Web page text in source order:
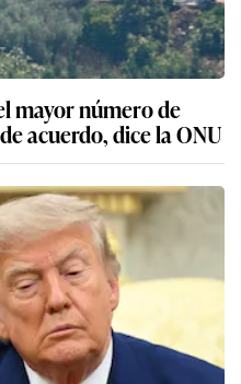
mayor número de
acuerdo, dice la ONU